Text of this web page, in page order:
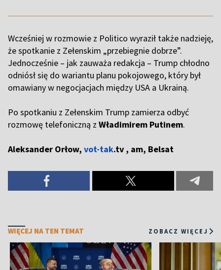
Wcześniej w rozmowie z Politico wyraził także nadzieję,
że spotkanie z Zełenskim „przebiegnie dobrze”.
Jednocześnie – jak zauważa redakcja – Trump chłodno
odniósł się do wariantu planu pokojowego, który był
omawiany w negocjacjach między USA a Ukrainą.
Po spotkaniu z Zełenskim Trump zamierza odbyć
rozmowę telefoniczną z Władimirem Putinem.
Aleksander Orłow, vot-tak.tv , am, Belsat
WIĘCEJ NA TEN TEMAT ZOBACZ WIĘCEJ